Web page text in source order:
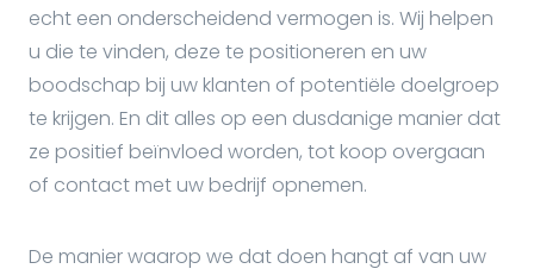
echt een onderscheidend vermogen is. Wij helpen
u die te vinden, deze te positioneren en uw
boodschap bij uw klanten of potentiële doelgroep
te krijgen. En dit alles op een dusdanige manier dat
ze positief beïnvloed worden, tot koop overgaan
of contact met uw bedrijf opnemen.
De manier waarop we dat doen hangt af van uw